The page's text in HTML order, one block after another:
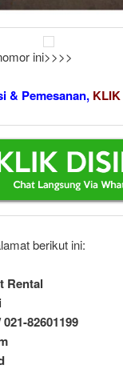
ini>>>>
& Pemesanan, KLIK
berikut ini:
Rental
82601199